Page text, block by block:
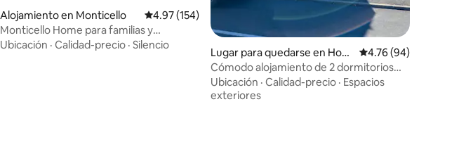
Alojamiento en Monticello Calificación promedio: 4.97 de 5, 154 reseñas
4.97 (154)
Monticello Home para familias y
deportistas
Ubicación · Calidad-precio · Silencio
Lugar para quedarse en Houl
ton
Calificación
4.76 (94)
Cómodo alojamiento de 2 dormitorios
cerca de la ciudad
Ubicación · Calidad-precio · Espacios
exteriores